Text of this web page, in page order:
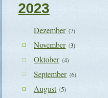
2023
Dezember (7)
November (3)
Oktober (4)
September (6)
August (5)